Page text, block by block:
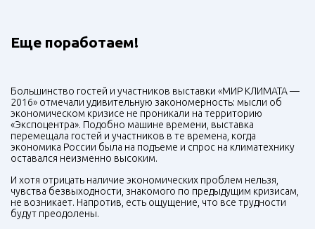
Еще поработаем!
Большинство гостей и участников выставки «МИР КЛИМАТА —
2016» отмечали удивительную закономерность: мысли об
экономическом кризисе не проникали на территорию
«Экспоцентра». Подобно машине времени, выставка
перемещала гостей и участников в те времена, когда
экономика России была на подъеме и спрос на климатехнику
оставался неизменно высоким.
И хотя отрицать наличие экономических проблем нельзя,
чувства безвыходности, знакомого по предыдущим кризисам,
не возникает. Напротив, есть ощущение, что все трудности
будут преодолены.